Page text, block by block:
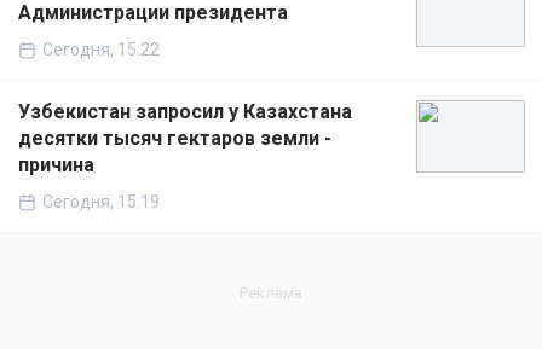
Администрации президента
Сегодня, 15:22
Узбекистан запросил у Казахстана
десятки тысяч гектаров земли -
причина
Сегодня, 15:19